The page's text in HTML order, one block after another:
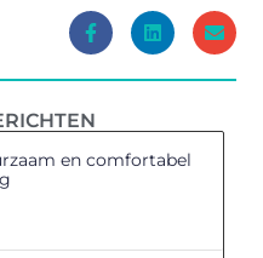
en comfortabel